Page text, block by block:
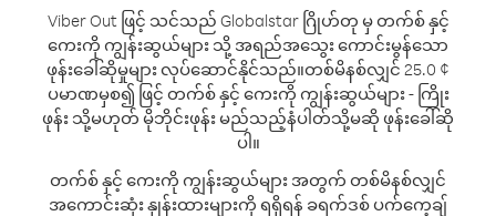
Viber Out ဖြင့် သင်သည် Globalstar ဂြိုဟ်တု မှ တက်စ် နှင့်
ကေးကို ကျွန်းဆွယ်များ သို့ အရည်အသွေး ကောင်းမွန်သော
ဖုန်းခေါ်ဆိုမှုများ လုပ်ဆောင်နိုင်သည်။တစ်မိနစ်လျှင် 25.0 ¢
ပမာဏမှစ၍ ဖြင့် တက်စ် နှင့် ကေးကို ကျွန်းဆွယ်များ - ကြိုး
ဖုန်း သို့မဟုတ် မိုဘိုင်းဖုန်း မည်သည့်နံပါတ်သို့မဆို ဖုန်းခေါ်ဆို
ပါ။
တက်စ် နှင့် ကေးကို ကျွန်းဆွယ်များ အတွက် တစ်မိနစ်လျှင်
အကောင်းဆုံး နှုန်းထားများကို ရရှိရန် ခရက်ဒစ် ပက်ကေ့ချ်